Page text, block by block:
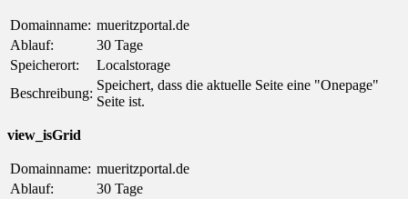
Domainname: mueritzportal.de
Ablauf:
30 Tage
Speicherort:
Localstorage
Beschreibung:
Speichert, dass die aktuelle Seite eine "Onepage"
Seite ist.
view_isGrid
Domainname: mueritzportal.de
Ablauf:
30 Tage